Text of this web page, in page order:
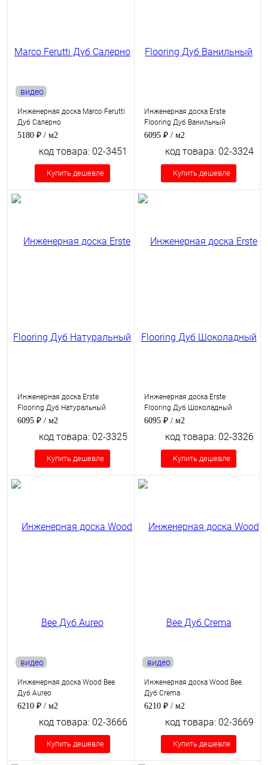
видео
Инженерная доска Marco Ferutti
Дуб Салерно
5180 ₽ / м2
код товара: 02-3451
Купить дешевле
Инженерная доска Erste
Flooring Дуб Ванильный
6095 ₽ / м2
код товара: 02-3324
Купить дешевле
Инженерная доска Erste
Flooring Дуб Натуральный
6095 ₽ / м2
код товара: 02-3325
Купить дешевле
Инженерная доска Erste
Flooring Дуб Шоколадный
6095 ₽ / м2
код товара: 02-3326
Купить дешевле
видео
Инженерная доска Wood Bee
Дуб Aureo
6210 ₽ / м2
код товара: 02-3666
Купить дешевле
видео
Инженерная доска Wood Bee
Дуб Crema
6210 ₽ / м2
код товара: 02-3669
Купить дешевле